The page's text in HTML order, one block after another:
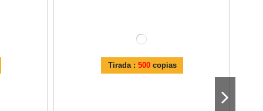
Tirada : 500copias